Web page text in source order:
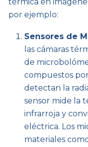
por ejemplo:
Sensores de
las cámaras
de
compuestos
detectan la
sensor mide la
infrarroja y
eléctrica. Los
materiales